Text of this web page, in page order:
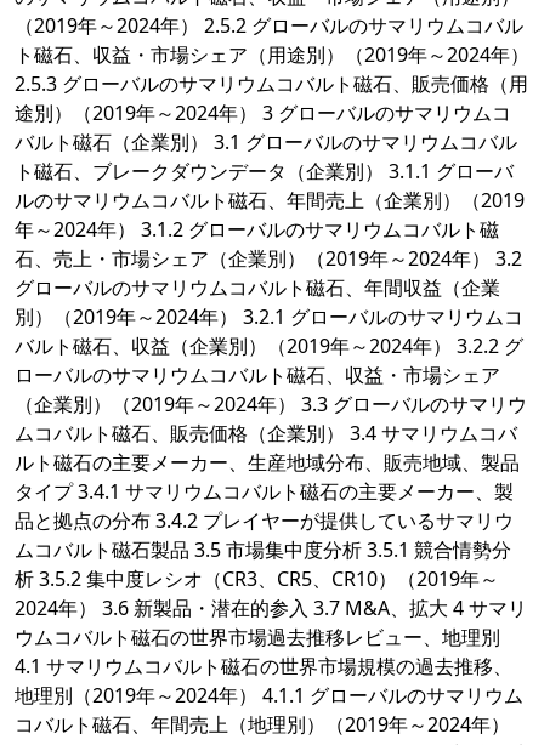
（2019年～2024年） 2.5.2 グローバルのサマリウムコバル
ト磁石、収益・市場シェア（用途別）（2019年～2024年）
2.5.3 グローバルのサマリウムコバルト磁石、販売価格（用
途別）（2019年～2024年） 3 グローバルのサマリウムコ
バルト磁石（企業別） 3.1 グローバルのサマリウムコバル
ト磁石、ブレークダウンデータ（企業別） 3.1.1 グローバ
ルのサマリウムコバルト磁石、年間売上（企業別）（2019
年～2024年） 3.1.2 グローバルのサマリウムコバルト磁
石、売上・市場シェア（企業別）（2019年～2024年） 3.2
グローバルのサマリウムコバルト磁石、年間収益（企業
別）（2019年～2024年） 3.2.1 グローバルのサマリウムコ
バルト磁石、収益（企業別）（2019年～2024年） 3.2.2 グ
ローバルのサマリウムコバルト磁石、収益・市場シェア
（企業別）（2019年～2024年） 3.3 グローバルのサマリウ
ムコバルト磁石、販売価格（企業別） 3.4 サマリウムコバ
ルト磁石の主要メーカー、生産地域分布、販売地域、製品
タイプ 3.4.1 サマリウムコバルト磁石の主要メーカー、製
品と拠点の分布 3.4.2 プレイヤーが提供しているサマリウ
ムコバルト磁石製品 3.5 市場集中度分析 3.5.1 競合情勢分
析 3.5.2 集中度レシオ（CR3、CR5、CR10）（2019年～
2024年） 3.6 新製品・潜在的参入 3.7 M&A、拡大 4 サマリ
ウムコバルト磁石の世界市場過去推移レビュー、地理別
4.1 サマリウムコバルト磁石の世界市場規模の過去推移、
地理別（2019年～2024年） 4.1.1 グローバルのサマリウム
コバルト磁石、年間売上（地理別）（2019年～2024年）